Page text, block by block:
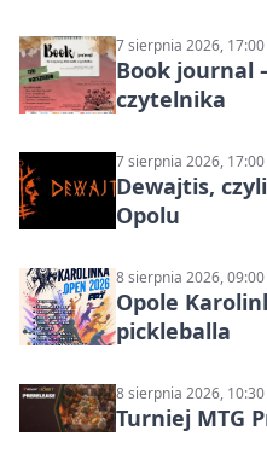
7 sierpnia 2026, 17:00
Book journal
czytelnika
7 sierpnia 2026, 17:00
Dewajtis,
Opolu
8 sierpnia 2026, 09:00
Opole
pickleballa
8 sierpnia 2026, 10:30
Turniej MTG